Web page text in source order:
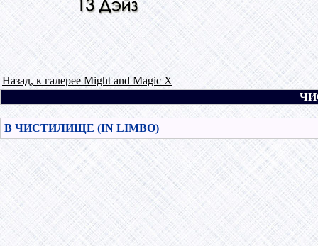
Назад, к галерее Might and Magic X
В ЧИСТИЛИЩЕ (IN LIMBO)